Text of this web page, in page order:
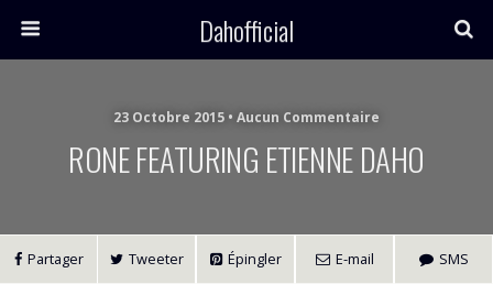
Dahofficial
23 Octobre 2015 • Aucun Commentaire
RONE FEATURING ETIENNE DAHO
Partager Tweeter Épingler E-mail SMS